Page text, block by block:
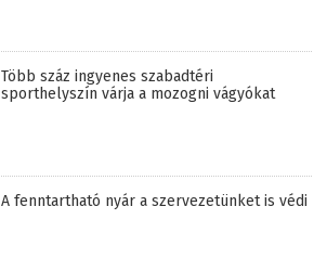
Több száz ingyenes szabadtéri
sporthelyszín várja a mozogni vágyókat
A fenntartható nyár a szervezetünket is védi